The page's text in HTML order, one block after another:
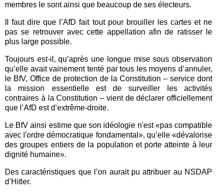
membres le sont ainsi que beaucoup de ses électeurs.
Il faut dire que l’AfD fait tout pour brouiller les cartes et ne
pas se retrouver avec cette appellation afin de ratisser le
plus large possible.
Toujours est-il, qu’après une longue mise sous observation
qu’elle avait vainement tenté par tous les moyens d’annuler,
le BfV, Office de protection de la Constitution – service dont
la mission essentielle est de surveiller les activités
contraires à la Constitution – vient de déclarer officiellement
que l’AfD est d’extrême-droite.
Le BfV ainsi estime que son idéologie n'est «pas compatible
avec l'ordre démocratique fondamental», qu’elle«dévalorise
des groupes entiers de la population et porte atteinte à leur
dignité humaine».
Des caractéristiques que l’on aurait pu attribuer au NSDAP
d’Hitler.